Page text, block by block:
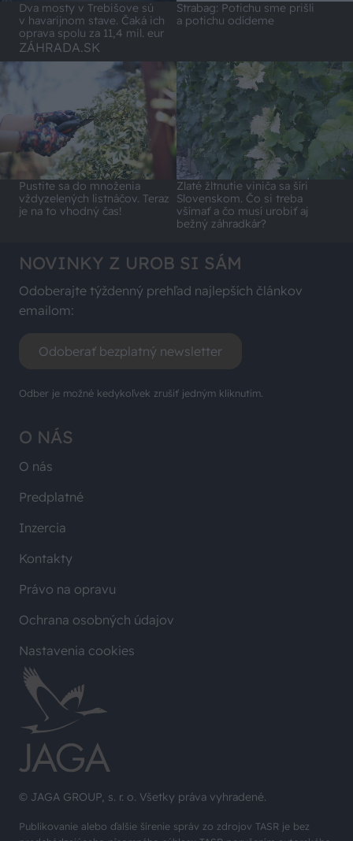
Dva mosty v Trebišove sú
v havarijnom stave. Čaká ich
oprava spolu za 11,4 mil. eur
Strabag: Potichu sme prišli
a potichu odídeme
ZÁHRADA.SK
Pustite sa do množenia
vždyzelených listnáčov. Teraz
je na to vhodný čas!
Zlaté žltnutie viniča sa šíri
Slovenskom. Čo si treba
všímať a čo musí urobiť aj
bežný záhradkár?
© JAGA GROUP, s. r. o. Všetky práva vyhradené.
Publikovanie alebo ďalšie šírenie správ zo zdrojov TASR je bez
O NÁS
O nás
Predplatné
Inzercia
Kontakty
Právo na opravu
Ochrana osobných údajov
Nastavenia cookies
NOVINKY Z UROB SI SÁM
Odoberajte týždenný prehľad najlepších článkov
emailom:
Odoberať bezplatný newsletter
Odber je možné kedykoľvek zrušiť jedným kliknutím.